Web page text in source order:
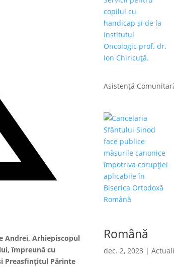
Andrei, Arhiepiscopul
împreună cu
Preasfințitul Părinte
Asistență
Română
dec. 2, 2023 |